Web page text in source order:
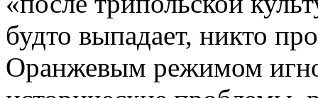
будто выпадает, никто
Оранжевым режимом